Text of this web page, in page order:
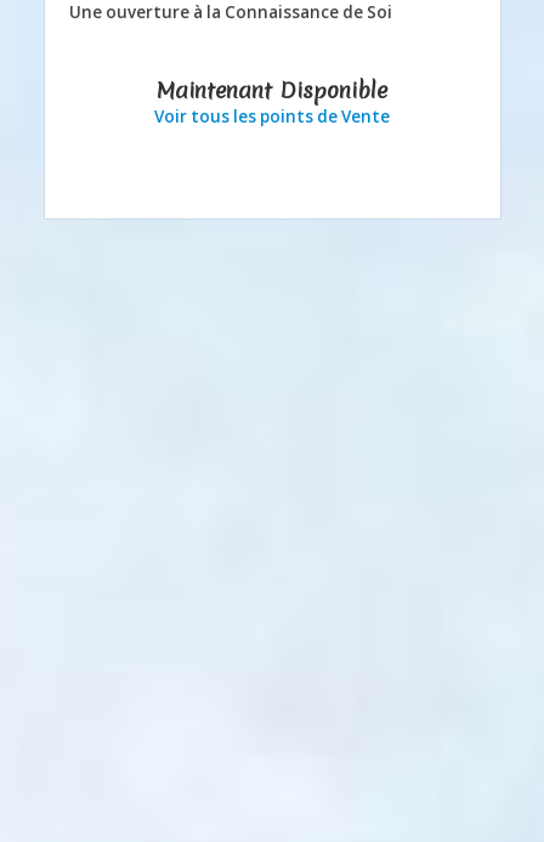
Une ouverture à la Connaissance de Soi
Maintenant Disponible
Voir tous les points de Vente